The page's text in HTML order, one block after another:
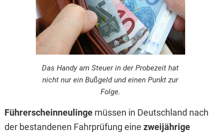
Das Handy am Steuer in der Probezeit hat
nicht nur ein Bußgeld und einen Punkt zur
Folge.
Führerscheinneulingemüssen in Deutschland nach
der bestandenen Fahrprüfung eine zweijährige